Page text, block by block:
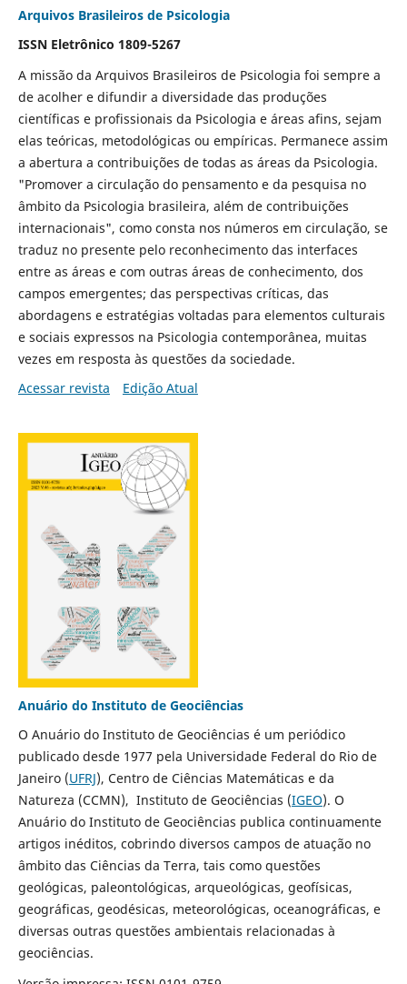
Arquivos Brasileiros de Psicologia
ISSN Eletrônico 1809-5267
A missão da Arquivos Brasileiros de Psicologia foi sempre a
de acolher e difundir a diversidade das produções
científicas e profissionais da Psicologia e áreas afins, sejam
elas teóricas, metodológicas ou empíricas. Permanece assim
a abertura a contribuições de todas as áreas da Psicologia.
"Promover a circulação do pensamento e da pesquisa no
âmbito da Psicologia brasileira, além de contribuições
internacionais", como consta nos números em circulação, se
traduz no presente pelo reconhecimento das interfaces
entre as áreas e com outras áreas de conhecimento, dos
campos emergentes; das perspectivas críticas, das
abordagens e estratégias voltadas para elementos culturais
e sociais expressos na Psicologia contemporânea, muitas
vezes em resposta às questões da sociedade.
Acessar revista
Edição Atual
Anuário do Instituto de Geociências
O Anuário do Instituto de Geociências é um periódico
publicado desde 1977 pela Universidade Federal do Rio de
Janeiro (UFRJ), Centro de Ciências Matemáticas e da
Natureza (CCMN), Instituto de Geociências (IGEO). O
Anuário do Instituto de Geociências publica continuamente
artigos inéditos, cobrindo diversos campos de atuação no
âmbito das Ciências da Terra, tais como questões
geológicas, paleontológicas, arqueológicas, geofísicas,
geográficas, geodésicas, meteorológicas, oceanográficas, e
diversas outras questões ambientais relacionadas à
geociências.